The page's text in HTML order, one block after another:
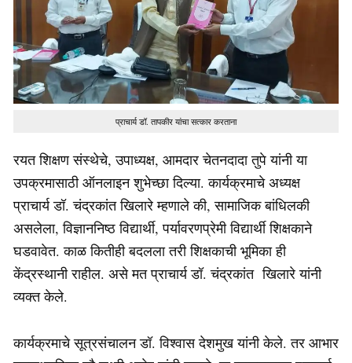
प्राचार्य डॉ. तापकीर यांचा सत्कार करताना
रयत शिक्षण संस्थेचे, उपाध्यक्ष, आमदार चेतनदादा तुपे यांनी या
उपक्रमासाठी ऑनलाइन शुभेच्छा दिल्या. कार्यक्रमाचे अध्यक्ष
प्राचार्य डॉ. चंद्रकांत खिलारे म्हणाले की, सामाजिक बांधिलकी
असलेला, विज्ञाननिष्ठ विद्यार्थी, पर्यावरणप्रेमी विद्यार्थी शिक्षकाने
घडवावेत. काळ कितीही बदलला तरी शिक्षकाची भूमिका ही
केंद्रस्थानी राहील. असे मत प्राचार्य डॉ. चंद्रकांत खिलारे यांनी
व्यक्त केले.
कार्यक्रमाचे सूत्रसंचालन डॉ. विश्वास देशमुख यांनी केले. तर आभार